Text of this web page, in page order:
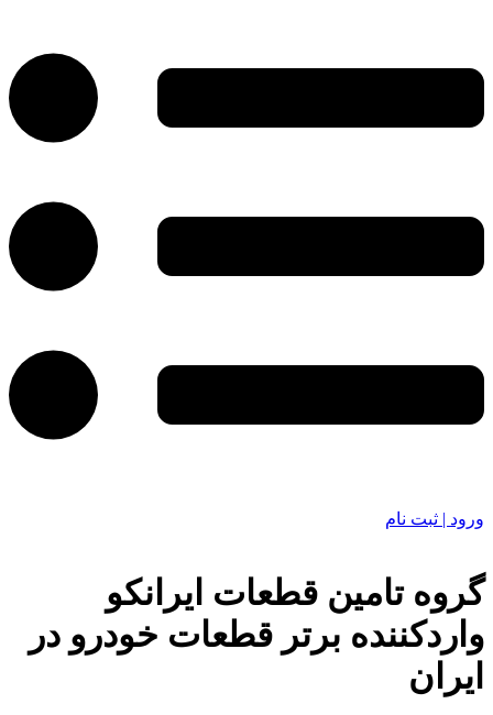
ورود | ثبت نام
گروه تامین قطعات ایرانکو
واردکننده برتر قطعات خودرو در
ایران